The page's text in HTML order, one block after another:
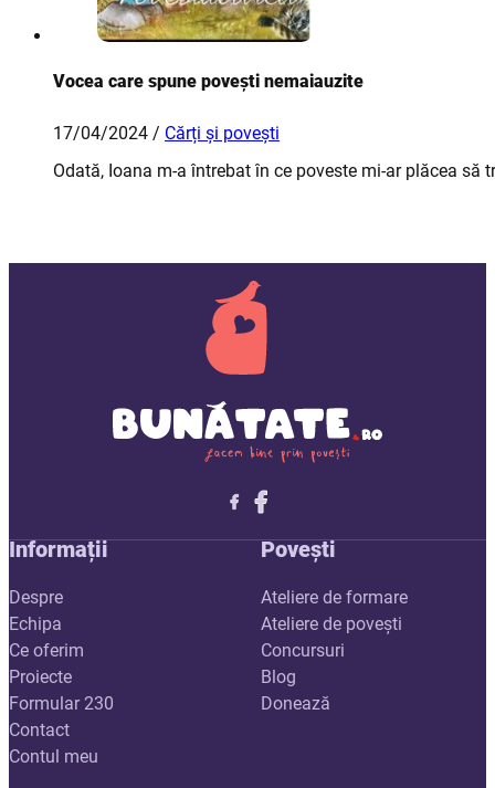
Vocea care spune povești nemaiauzite
17/04/2024 / Cărți și povești
Odată, Ioana m-a întrebat în ce poveste mi-ar plăcea
Follow me on X
Follow me on LinkedIn
Follow me on X
Informații
Despre
Echipa
Ce oferim
Proiecte
Formular 230
Contact
Contul meu
Povești
Ateliere de formare
Ateliere de povești
Concursuri
Blog
Donează